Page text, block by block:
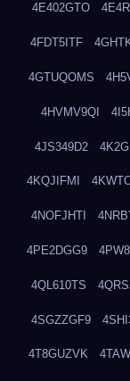
4E402GTO
4FDT5ITF
4GTUQOMS
4HVMV9QI
4JS349D2
4KQJIFMI
4NOFJHTI
4PE2DGG9
4QL610TS
4SGZZGF9
4T8GUZVK